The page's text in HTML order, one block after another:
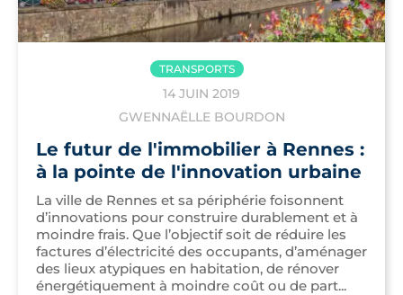
TRANSPORTS
14 JUIN 2019
GWENNAËLLE BOURDON
Le futur de l'immobilier à Rennes :
à la pointe de l'innovation urbaine
La ville de Rennes et sa périphérie foisonnent
d’innovations pour construire durablement et à
moindre frais. Que l’objectif soit de réduire les
factures d’électricité des occupants, d’aménager
des lieux atypiques en habitation, de rénover
énergétiquement à moindre coût ou de part...